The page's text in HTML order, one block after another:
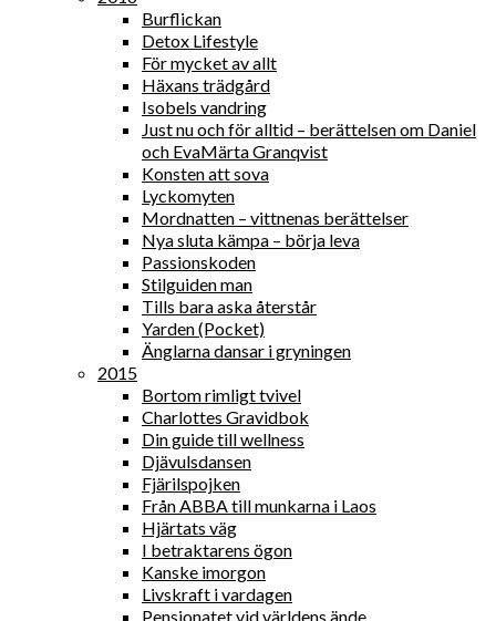
Burflickan
Detox Lifestyle
För mycket av allt
Häxans trädgård
Isobels vandring
Just nu och för alltid – berättelsen om Daniel
och EvaMärta Granqvist
Konsten att sova
Lyckomyten
Mordnatten – vittnenas berättelser
Nya sluta kämpa – börja leva
Passionskoden
Stilguiden man
Tills bara aska återstår
Yarden (Pocket)
Änglarna dansar i gryningen
2015
Bortom rimligt tvivel
Charlottes Gravidbok
Din guide till wellness
Djävulsdansen
Fjärilspojken
Från ABBA till munkarna i Laos
Hjärtats väg
I betraktarens ögon
Kanske imorgon
Livskraft i vardagen
Pensionatet vid världens ände